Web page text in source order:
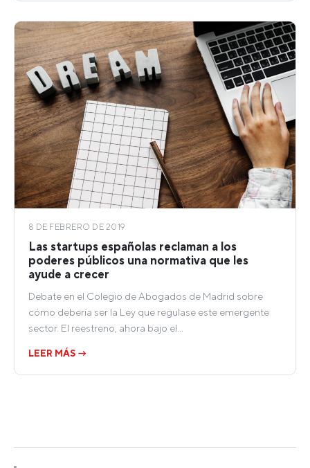
8 DE FEBRERO DE 2019
Las startups españolas reclaman a los
poderes públicos una normativa que les
ayude a crecer
Debate en el Colegio de Abogados de Madrid sobre
cómo debería ser la Ley que regulase este emergente
sector. El reestreno, ahora bajo el…
LEER MÁS →